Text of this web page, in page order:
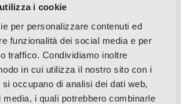
i cookie
per personalizzare contenuti ed
funzionalità dei social media e per
traffico. Condividiamo inoltre
in cui utilizza il nostro sito con i
occupano di analisi dei dati web,
media, i quali potrebbero combinarle